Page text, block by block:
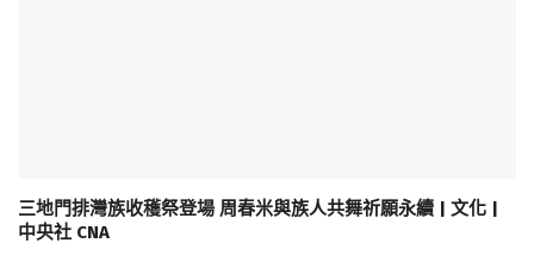
三地門排灣族收穫祭登場 周春米與族人共舞祈願永續 | 文化 |
中央社 CNA